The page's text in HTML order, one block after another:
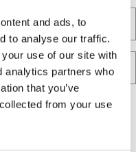
and ads, to
to analyse our traffic.
use of our site with
analytics partners who
that you’ve
from your use
komfort til din daglige
af et blødt 80% bomuld og